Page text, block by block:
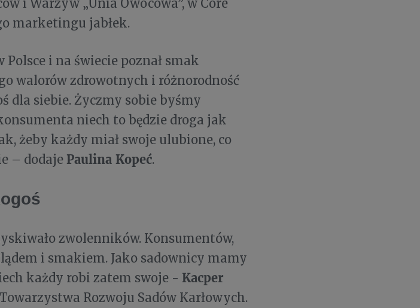
i Warzyw „Unia Owocowa”, w Core
marketingu jabłek.
Polsce i na świecie poznał smak
walorów zdrowotnych i różnorodność
dla siebie. Życzmy sobie byśmy
niech to będzie droga jak
żeby każdy miał swoje ulubione, co
– dodaje Paulina Kopeć.
zwolenników. Konsumentów,
i smakiem. Jako sadownicy mamy
każdy robi zatem swoje - Kacper
Rozwoju Sadów Karłowych.